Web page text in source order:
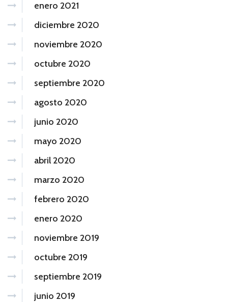
enero 2021
diciembre 2020
noviembre 2020
octubre 2020
septiembre 2020
agosto 2020
junio 2020
mayo 2020
abril 2020
marzo 2020
febrero 2020
enero 2020
noviembre 2019
octubre 2019
septiembre 2019
junio 2019